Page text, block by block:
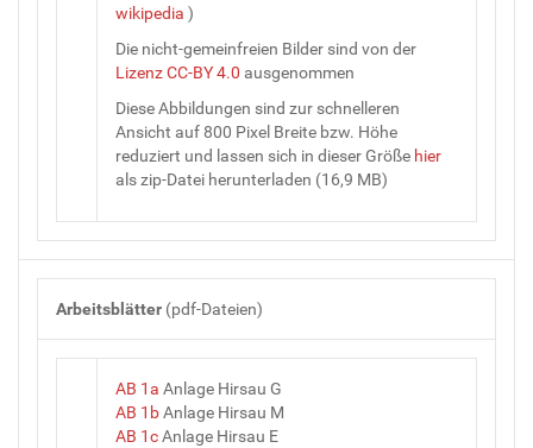
wikipedia )
Die nicht-gemeinfreien Bilder sind von der
Lizenz CC-BY 4.0 ausgenommen
Diese Abbildungen sind zur schnelleren
Ansicht auf 800 Pixel Breite bzw. Höhe
reduziert und lassen sich in dieser Größe hier
als zip-Datei herunterladen (16,9 MB)
Arbeitsblätter (pdf-Dateien)
AB 1a Anlage Hirsau G
AB 1bAnlage Hirsau M
AB 1cAnlage Hirsau E